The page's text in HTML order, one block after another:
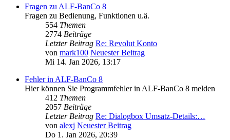
Fragen zu ALF-BanCo 8
Fragen zu Bedienung, Funktionen u.ä.
554 Themen
2774 Beiträge
Letzter Beitrag Re: Revolut Konto
von mark100 Neuester Beitrag
Mi 14. Jan 2026, 13:17
Fehler in ALF-BanCo 8
Hier können Sie Programmfehler in ALF-BanCo 8 melden
412 Themen
2057 Beiträge
Letzter Beitrag Re: Dialogbox Umsatz-Details:…
von alexj Neuester Beitrag
Do 1. Jan 2026, 20:39